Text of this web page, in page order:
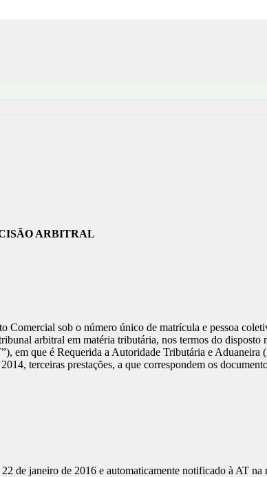
ARBITRAL
sob o número único de matrícula e pessoa
arbitral em matéria tributária, nos termos do disposto
em que é Requerida a Autoridade Tributária e Aduaneira
terceiras prestações, a que correspondem os
de janeiro de 2016 e automaticamente notificado à AT na